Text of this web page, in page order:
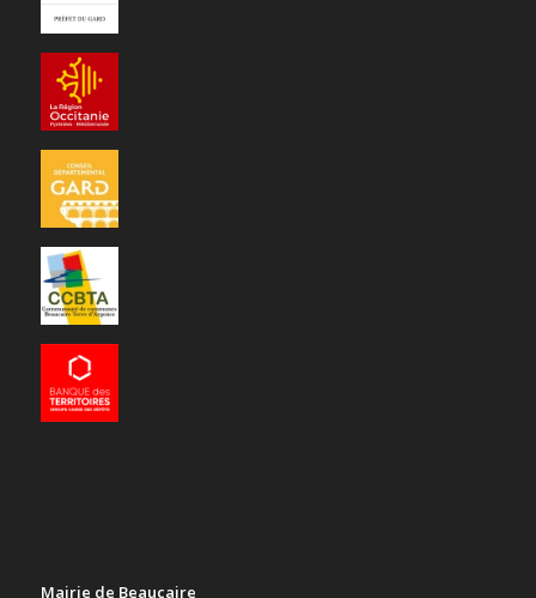
Mairie de Beaucaire